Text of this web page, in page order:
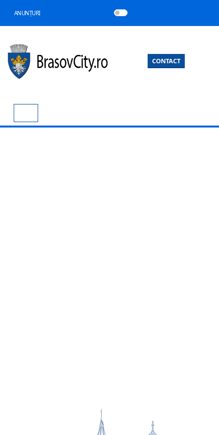
ANUNȚURI
CONTACT